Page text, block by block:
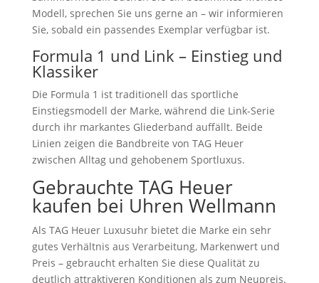
Modell, sprechen Sie uns gerne an – wir informieren
Sie, sobald ein passendes Exemplar verfügbar ist.
Formula 1 und Link – Einstieg und
Klassiker
Die Formula 1 ist traditionell das sportliche
Einstiegsmodell der Marke, während die Link-Serie
durch ihr markantes Gliederband auffällt. Beide
Linien zeigen die Bandbreite von TAG Heuer
zwischen Alltag und gehobenem Sportluxus.
Gebrauchte TAG Heuer
kaufen bei Uhren Wellmann
Als TAG Heuer Luxusuhr bietet die Marke ein sehr
gutes Verhältnis aus Verarbeitung, Markenwert und
Preis – gebraucht erhalten Sie diese Qualität zu
deutlich attraktiveren Konditionen als zum Neupreis.